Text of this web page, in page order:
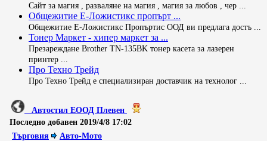
Сайт за магия , разваляне на магия , магия за любов , чер ...
Общежитие Е-Ложистикс пропърт ...
Общежитие Е-Ложистикс Пропъртис ООД ви предлага достъ ...
Тонер Маркет - хипер маркет за ...
Презареждане Brother TN-135BK тонер касета за лазерен
принтер ...
Про Техно Трейд
Про Техно Трейд е специализиран доставчик на технолог ...
Автостил ЕООД Плевен
Последно добавен 2019/4/8 17:02
Търговия
Авто-Мото